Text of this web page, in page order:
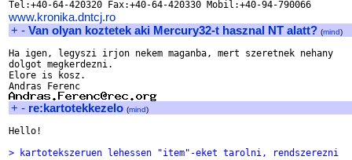
www.kronika.dntcj.ro
+ - Van olyan koztetek aki Mercury32-t hasznal NT alatt? (mind)
Ha igen, legyszi irjon nekem maganba, mert szeretnek nehany
dolgot megkerdezni.
Elore is kosz.
+ - re:kartotekkezelo (mind)
Hello!
> kartotekszeruen lehessen "item"-eket tarolni, rendszerezni